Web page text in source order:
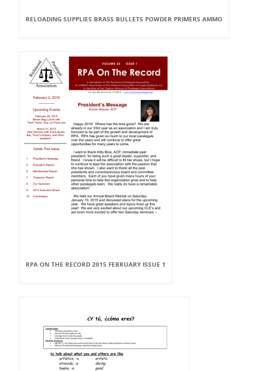
RELOADING SUPPLIES BRASS BULLETS POWDER PRIMERS AMMO
RPA ON THE RECORD 2015 FEBRUARY ISSUE 1